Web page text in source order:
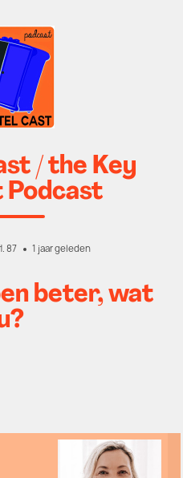
/ the Key
Podcast
87 1 jaar geleden
beter, wat